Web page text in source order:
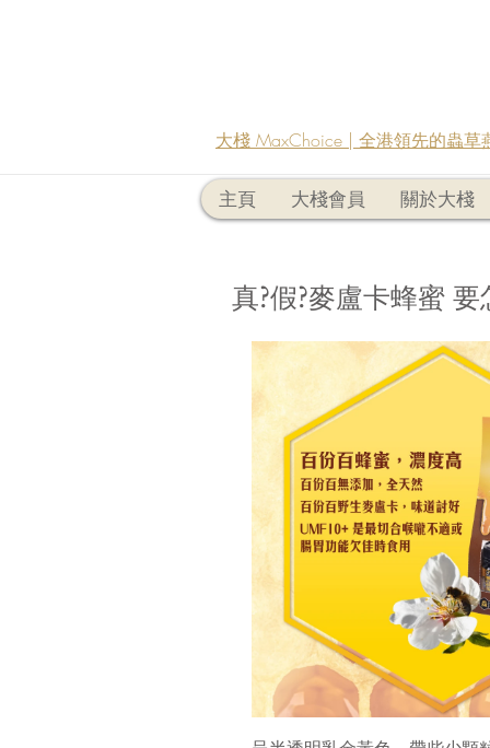
大棧 MaxChoice | 全港領先的蟲
主頁 大棧會員 關於大棧
真?假?麥盧卡蜂蜜 要